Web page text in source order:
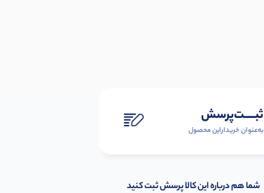
ثبـــــت‌پرسش
به‌عنوان ‌خریدار‌این‌ محصول
شما هم درباره این کالا پرسش ثبت کنید